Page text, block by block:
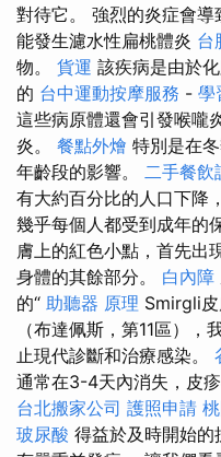
對待它。 強烈的炎症會
能發生濾水性扁桃體炎 台
物。 貨運 該疾病是由於
的 台中運動按摩服務 - 學
這些病原體還會引發喉嚨
炎。 餐點外燴 特別是在
年齡段的影響。 二手餐飲
有大約百分比的人口下降
幾乎每個人都受到成年的
膚上的紅色小點，首先出
身體的其餘部分。 白內障
的“ 助聽器 原理 Smirgli
（布達佩斯，第11區）
止現代診斷和治療感染。
通常在3-4天內消失，皮
台北搬家公司 護照申請
玻尿酸 得益於及時開始的